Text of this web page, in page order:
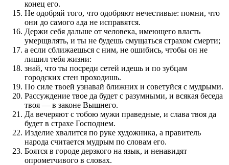
конец его.
Не одобряй того, что одобряют нечестивые: помни, что
они до самого ада не исправятся.
Держи себя дальше от человека, имеющего власть
умерщвлять, и ты не будешь смущаться страхом смерти;
а если сближаешься с ним, не ошибись, чтобы он не
лишил тебя жизни:
знай, что ты посреди сетей идешь и по зубцам
городских стен проходишь.
По силе твоей узнавай ближних и советуйся с мудрыми.
Рассуждение твое да будет с разумными, и всякая беседа
твоя — в законе Вышнего.
Да вечеряют с тобою мужи праведные, и слава твоя да
будет в страхе Господнем.
Изделие хвалится по руке художника, а правитель
народа считается мудрым по словам его.
Боятся в городе дерзкого на язык, и ненавидят
опрометчивого в словах.